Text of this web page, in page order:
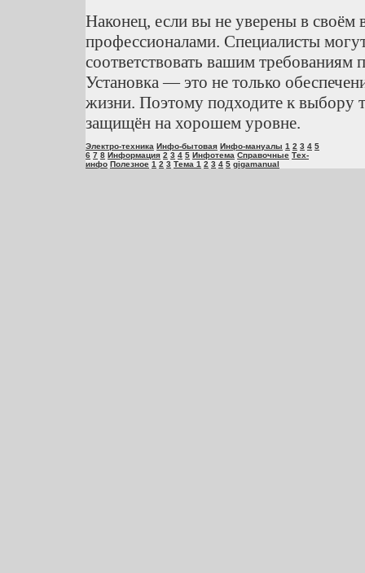
Наконец, если вы не уверены в своём
профессионалами. Специалисты
соответствовать вашим требованиям
Установка — это не только
жизни. Поэтому подходите к выбору
защищён на хорошем уровне.
Электро-техника Инфо-бытовая Инфо-мануалы 1 2 3 4 5
6 7 8 Информация 2 3 4 5 Инфотема Справочные Тех-
инфо Полезное 1 2 3 Тема 1 2 3 4 5 gigamanual